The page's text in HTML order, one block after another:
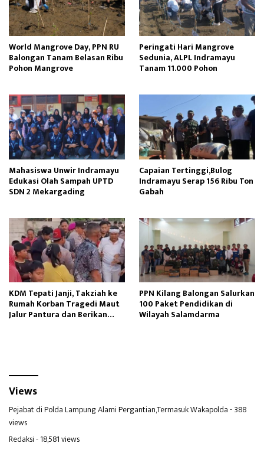
World Mangrove Day, PPN RU
Balongan Tanam Belasan Ribu
Pohon Mangrove
Peringati Hari Mangrove
Sedunia, ALPL Indramayu
Tanam 11.000 Pohon
Mahasiswa Unwir Indramayu
Edukasi Olah Sampah UPTD
SDN 2 Mekargading
Capaian Tertinggi,Bulog
Indramayu Serap 156 Ribu Ton
Gabah
KDM Tepati Janji, Takziah ke
Rumah Korban Tragedi Maut
Jalur Pantura dan Berikan
PPN Kilang Balongan Salurkan
100 Paket Pendidikan di
Wilayah Salamdarma
Views
Pejabat di Polda Lampung Alami Pergantian,Termasuk Wakapolda- 388
views
Redaksi- 18,581 views